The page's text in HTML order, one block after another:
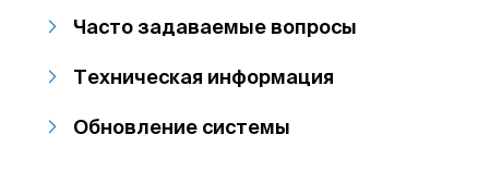
Часто задаваемые вопросы
Техническая информация
Обновление системы